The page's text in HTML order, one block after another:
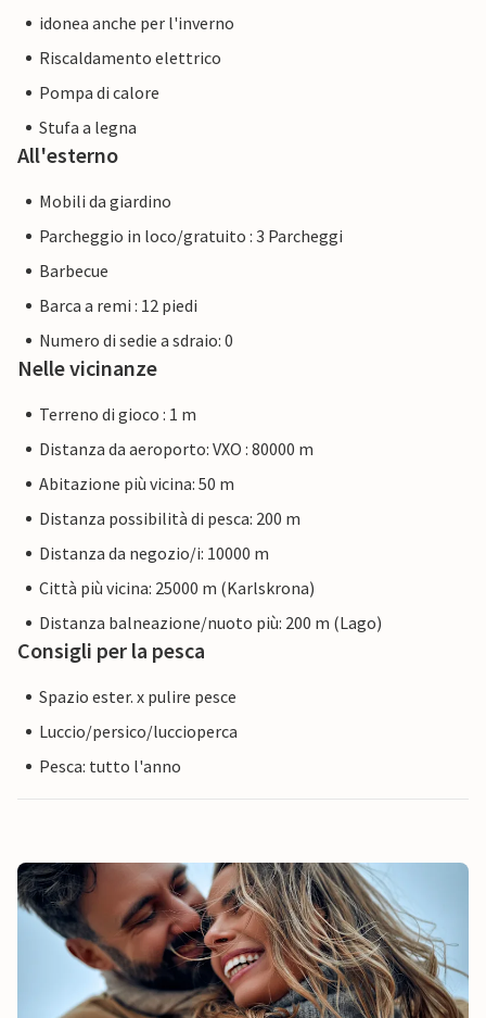
idonea anche per l'inverno
Riscaldamento elettrico
Pompa di calore
Stufa a legna
All'esterno
Mobili da giardino
Parcheggio in loco/gratuito : 3 Parcheggi
Barbecue
Barca a remi : 12 piedi
Numero di sedie a sdraio: 0
Nelle vicinanze
Terreno di gioco : 1 m
Distanza da aeroporto: VXO : 80000 m
Abitazione più vicina: 50 m
Distanza possibilità di pesca: 200 m
Distanza da negozio/i: 10000 m
Città più vicina: 25000 m (Karlskrona)
Distanza balneazione/nuoto più: 200 m (Lago)
Consigli per la pesca
Spazio ester. x pulire pesce
Luccio/persico/luccioperca
Pesca: tutto l'anno